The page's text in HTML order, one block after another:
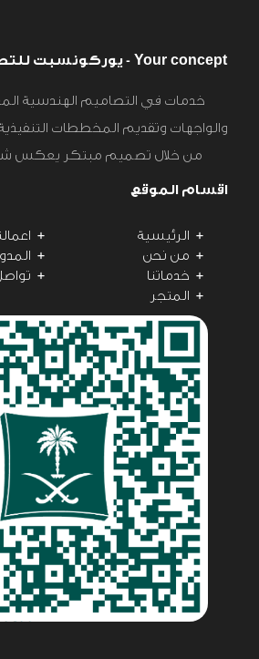
Your concept - يوركونسبت للتصميم الهندسي
خدمات في التصاميم الهندسية
والواجهات وتقديم المخططات
من خلال تصميم مبتكر يعكس
اقسام الموقع
الرئيسية
من نحن
خدماتنا
المتجر